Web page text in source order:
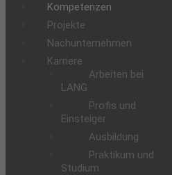
Kompetenzen
Projekte
Nachunternehmen
Karriere
Arbeiten bei
LANG
Profis und
Einsteiger
Ausbildung
Praktikum und
Studium